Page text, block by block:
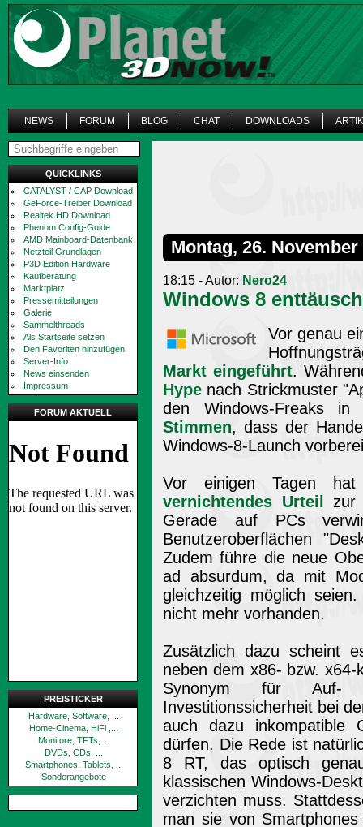
NEWS FORUM BLOG CHAT DOWNLOADS
QUICKLINKS
CATALYST / CAP Download
GeForce-Treiber Download
Realtek HD Download
Phenom Config-Guide
AMD Mainboard-Datenbank
Netzteil Grundlagen
P3D Edition Hardware
Kaufberatung
Marktplatz
Pressemitteilungen
Galerie
Sammelthreads
Als Startseite setzen
Den Favoriten hinzufügen
Server-Info
News einsenden
Impressum
FORUM AKTUELL
PREISTICKER
Hardware, Software, ...
Home-Cinema, HiFi ,...
Monitore, TFTs, ...
DVDs, CDs, ...
Smartphones, Tablets, ...
Sonderangebote
Montag, 26. November
18:15 - Autor: Nero24
Windows 8
Vor genau
Markt eingeführt.
Hype nach Strickmuster
den Windows-Freaks
Stimmen, dass der
Windows-8-Launch
Vor einigen Tagen
vernichtendes Urteil
zur
Gerade auf PCs
Benutzeroberflächen
Zudem führe die neue
ad absurdum, da mit
gleichzeitig möglich
nicht mehr vorhanden.
Zusätzlich dazu scheint
neben dem x86- bzw.
Synonym für Auf-
Investitionssicherheit bei
auch dazu inkompatible
dürfen. Die Rede ist
8 RT, das optisch
klassischen Windows-
verzichten muss.
man sie von